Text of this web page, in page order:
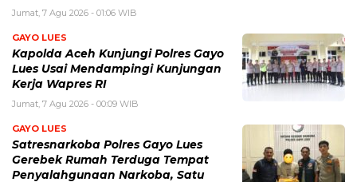
Jumat, 7 Agu 2026 - 01:06 WIB
GAYO LUES
Kapolda Aceh Kunjungi Polres Gayo
Lues Usai Mendampingi Kunjungan
Kerja Wapres RI
Jumat, 7 Agu 2026 - 00:09 WIB
GAYO LUES
Satresnarkoba Polres Gayo Lues
Gerebek Rumah Terduga Tempat
Penyalahgunaan Narkoba, Satu